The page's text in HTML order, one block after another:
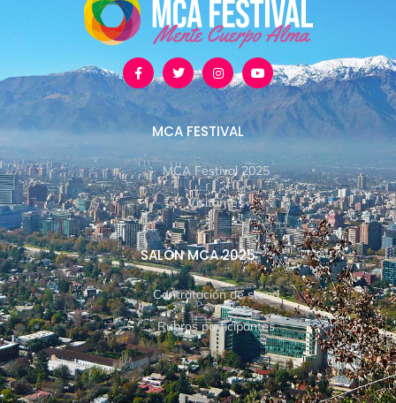
MCA FESTIVAL
MCA Festival 2025
Visitantes
SALÓN MCA 2025
Contratación de stand
Rubros participantes